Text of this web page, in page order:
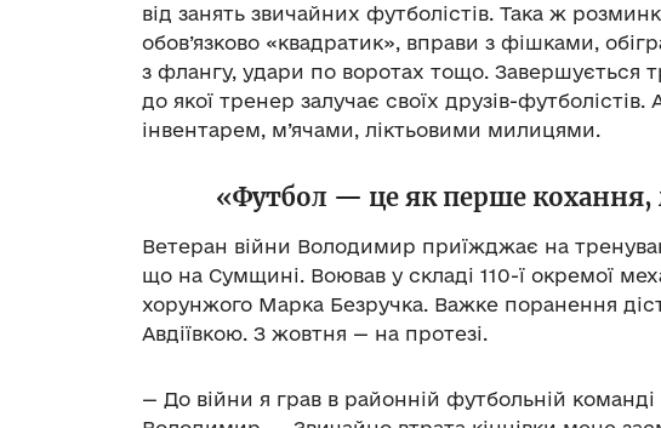
від занять звичайних футболістів. Така ж
обов’язково «квадратик», вправи з фішками,
з флангу, удари по воротах тощо. Завершується
до якої тренер залучає своїх друзів-футболістів.
інвентарем, м’ячами, ліктьовими милицями.
«Футбол — це як перше кохання,
Ветеран війни Володимир приїжджає на
що на Сумщині. Воював у складі 110-ї окремої
хорунжого Марка Безручка. Важке поранення
Авдіївкою. З жовтня — на протезі.
— До війни я грав в районній футбольній